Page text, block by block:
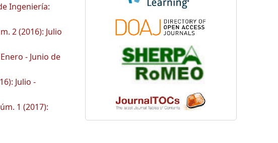
Ingeniería:
2 (2016): Julio
- Junio de
Julio -
1 (2017):